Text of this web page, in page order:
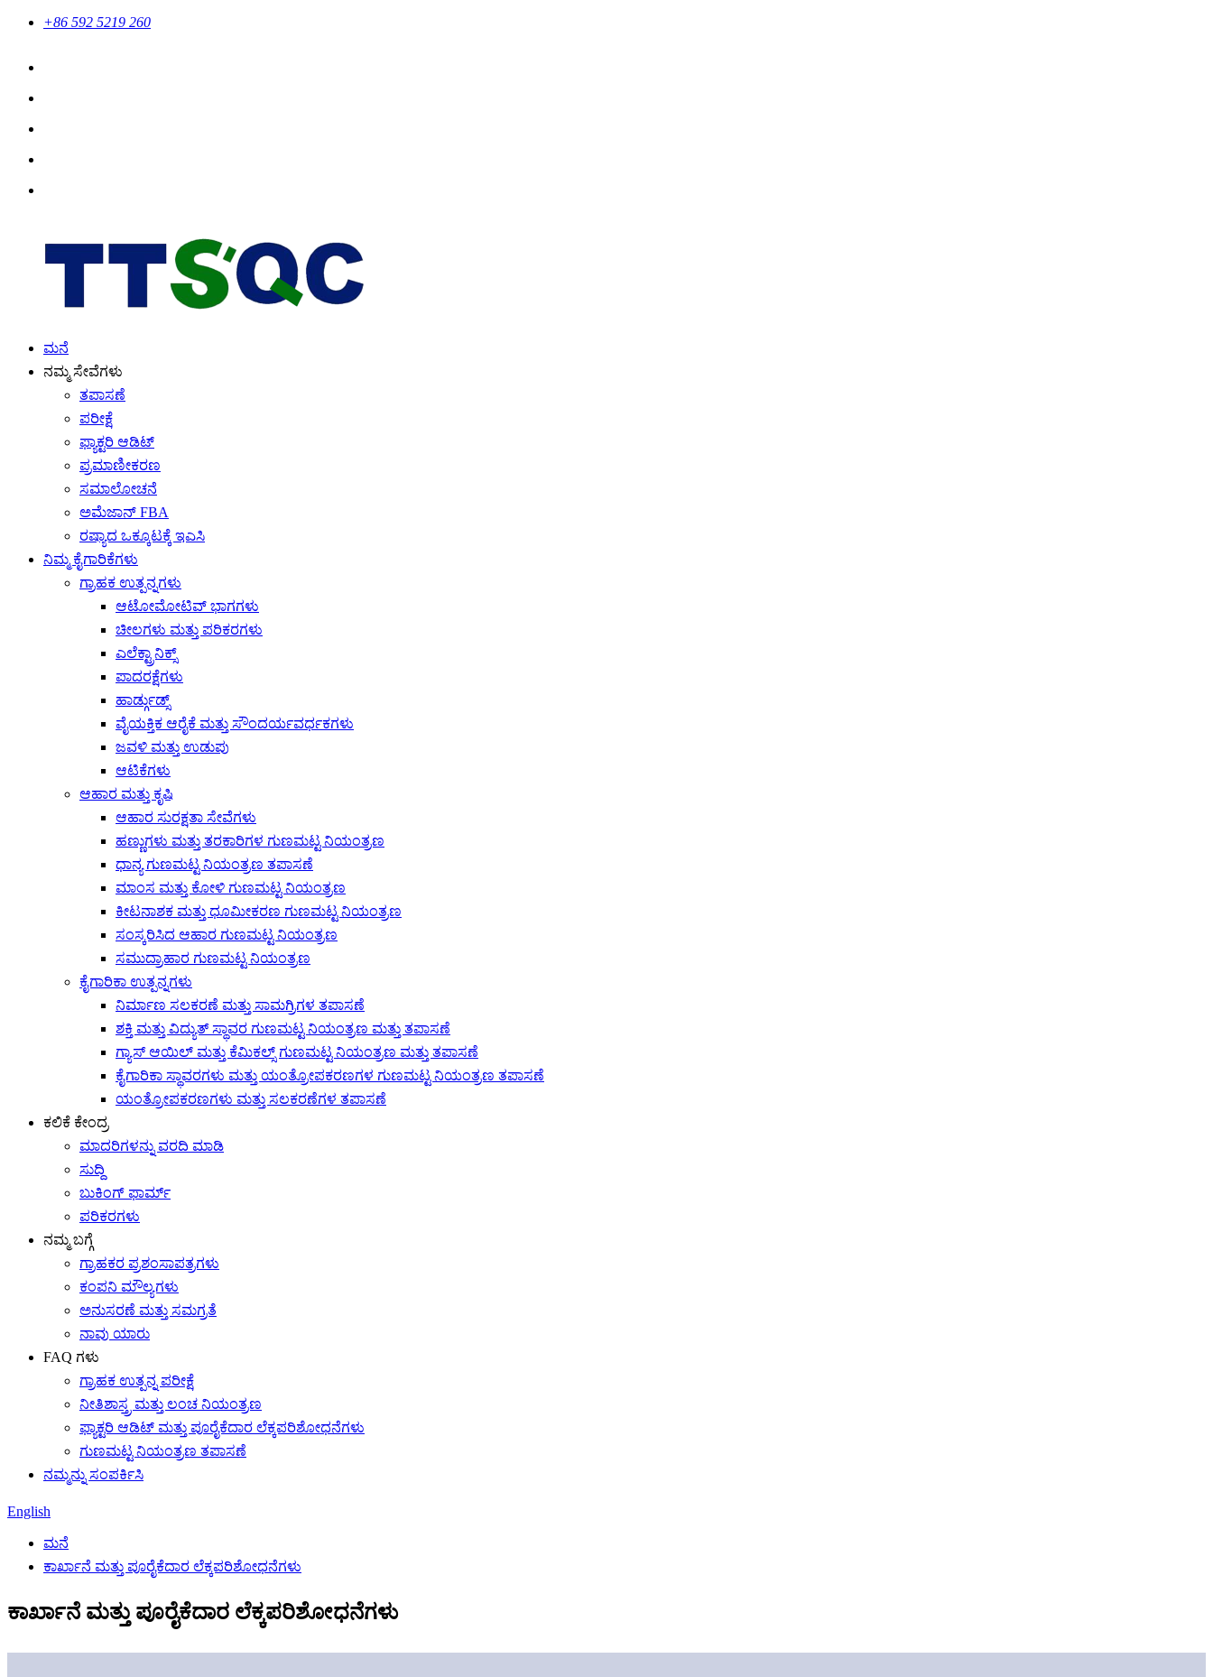
+86 592 5219 260
ಮನೆ
ನಮ್ಮ ಸೇವೆಗಳು
ತಪಾಸಣೆ
ಪರೀಕ್ಷೆ
ಫ್ಯಾಕ್ಟರಿ ಆಡಿಟ್
ಪ್ರಮಾಣೀಕರಣ
ಸಮಾಲೋಚನೆ
ಅಮೆಜಾನ್ FBA
ರಷ್ಯಾದ ಒಕ್ಕೂಟಕ್ಕೆ ಇಎಸಿ
ನಿಮ್ಮ ಕೈಗಾರಿಕೆಗಳು
ಗ್ರಾಹಕ ಉತ್ಪನ್ನಗಳು
ಆಟೋಮೋಟಿವ್ ಭಾಗಗಳು
ಚೀಲಗಳು ಮತ್ತು ಪರಿಕರಗಳು
ಎಲೆಕ್ಟ್ರಾನಿಕ್ಸ್
ಪಾದರಕ್ಷೆಗಳು
ಹಾರ್ಡ್ಗುಡ್ಸ್
ವೈಯಕ್ತಿಕ ಆರೈಕೆ ಮತ್ತು ಸೌಂದರ್ಯವರ್ಧಕಗಳು
ಜವಳಿ ಮತ್ತು ಉಡುಪು
ಆಟಿಕೆಗಳು
ಆಹಾರ ಮತ್ತು ಕೃಷಿ
ಆಹಾರ ಸುರಕ್ಷತಾ ಸೇವೆಗಳು
ಹಣ್ಣುಗಳು ಮತ್ತು ತರಕಾರಿಗಳ ಗುಣಮಟ್ಟ ನಿಯಂತ್ರಣ
ಧಾನ್ಯ ಗುಣಮಟ್ಟ ನಿಯಂತ್ರಣ ತಪಾಸಣೆ
ಮಾಂಸ ಮತ್ತು ಕೋಳಿ ಗುಣಮಟ್ಟ ನಿಯಂತ್ರಣ
ಕೀಟನಾಶಕ ಮತ್ತು ಧೂಮೀಕರಣ ಗುಣಮಟ್ಟ ನಿಯಂತ್ರಣ
ಸಂಸ್ಕರಿಸಿದ ಆಹಾರ ಗುಣಮಟ್ಟ ನಿಯಂತ್ರಣ
ಸಮುದ್ರಾಹಾರ ಗುಣಮಟ್ಟ ನಿಯಂತ್ರಣ
ಕೈಗಾರಿಕಾ ಉತ್ಪನ್ನಗಳು
ನಿರ್ಮಾಣ ಸಲಕರಣೆ ಮತ್ತು ಸಾಮಗ್ರಿಗಳ ತಪಾಸಣೆ
ಶಕ್ತಿ ಮತ್ತು ವಿದ್ಯುತ್ ಸ್ಥಾವರ ಗುಣಮಟ್ಟ ನಿಯಂತ್ರಣ ಮತ್ತು ತಪಾಸಣೆ
ಗ್ಯಾಸ್ ಆಯಿಲ್ ಮತ್ತು ಕೆಮಿಕಲ್ಸ್ ಗುಣಮಟ್ಟ ನಿಯಂತ್ರಣ ಮತ್ತು ತಪಾಸಣೆ
ಕೈಗಾರಿಕಾ ಸ್ಥಾವರಗಳು ಮತ್ತು ಯಂತ್ರೋಪಕರಣಗಳ ಗುಣಮಟ್ಟ ನಿಯಂತ್ರಣ ತಪಾಸಣೆ
ಯಂತ್ರೋಪಕರಣಗಳು ಮತ್ತು ಸಲಕರಣೆಗಳ ತಪಾಸಣೆ
ಕಲಿಕೆ ಕೇಂದ್ರ
ಮಾದರಿಗಳನ್ನು ವರದಿ ಮಾಡಿ
ಸುದ್ದಿ
ಬುಕಿಂಗ್ ಫಾರ್ಮ್
ಪರಿಕರಗಳು
ನಮ್ಮ ಬಗ್ಗೆ
ಗ್ರಾಹಕರ ಪ್ರಶಂಸಾಪತ್ರಗಳು
ಕಂಪನಿ ಮೌಲ್ಯಗಳು
ಅನುಸರಣೆ ಮತ್ತು ಸಮಗ್ರತೆ
ನಾವು ಯಾರು
FAQ ಗಳು
ಗ್ರಾಹಕ ಉತ್ಪನ್ನ ಪರೀಕ್ಷೆ
ನೀತಿಶಾಸ್ತ್ರ ಮತ್ತು ಲಂಚ ನಿಯಂತ್ರಣ
ಫ್ಯಾಕ್ಟರಿ ಆಡಿಟ್ ಮತ್ತು ಪೂರೈಕೆದಾರ ಲೆಕ್ಕಪರಿಶೋಧನೆಗಳು
ಗುಣಮಟ್ಟ ನಿಯಂತ್ರಣ ತಪಾಸಣೆ
ನಮ್ಮನ್ನು ಸಂಪರ್ಕಿಸಿ
English
ಮನೆ
ಕಾರ್ಖಾನೆ ಮತ್ತು ಪೂರೈಕೆದಾರ ಲೆಕ್ಕಪರಿಶೋಧನೆಗಳು
ಕಾರ್ಖಾನೆ ಮತ್ತು ಪೂರೈಕೆದಾರ ಲೆಕ್ಕಪರಿಶೋಧನೆಗಳು